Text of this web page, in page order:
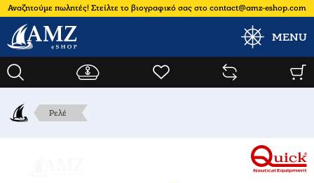
Αναζητούμε πωλητές! Στείλτε το βιογραφικό σας στο contact@amz-eshop.com
MENU
Ρελέ